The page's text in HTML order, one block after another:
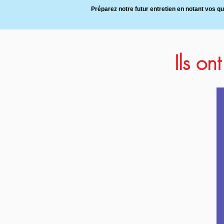
Préparez notre futur entretien en notant vos
Ils